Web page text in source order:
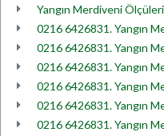
Yangın Merdiveni Ölçüleri
0216 6426831. Yangın
0216 6426831. Yangın
0216 6426831. Yangın
0216 6426831. Yangın
0216 6426831. Yangın
0216 6426831. Yangın